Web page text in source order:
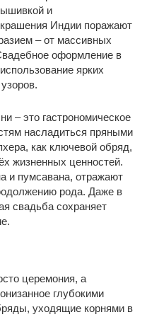
и
Индии поражают
– от массивных
оформление в
ярких
– это гастрономическое
насладиться пряными
как ключевой обряд,
жизненных ценностей.
и пумсавана, отражают
рода. Даже в
свадьба сохраняет
церемония, а
глубокими
уходящие корнями в